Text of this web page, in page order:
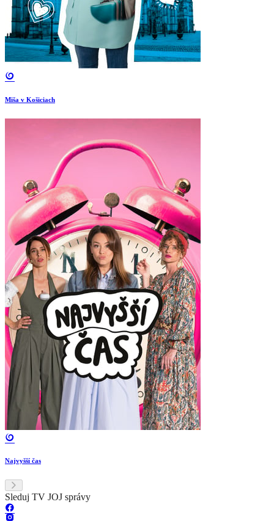
Miša v Košiciach
Najvyšší čas
Sleduj TV JOJ správy